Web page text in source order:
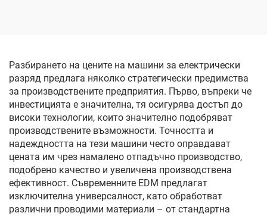
Разбирането на цените на машини за електрически
разряд предлага няколко стратегически предимства
за производствените предприятия. Първо, въпреки че
инвестицията е значителна, тя осигурява достъп до
високи технологии, които значително подобряват
производствените възможности. Точността и
надеждността на тези машини често оправдават
цената им чрез намалено отпадъчно производство,
подобрено качество и увеличена производствена
ефективност. Съвременните EDM предлагат
изключителна универсалност, като обработват
различни проводими материали – от стандартна